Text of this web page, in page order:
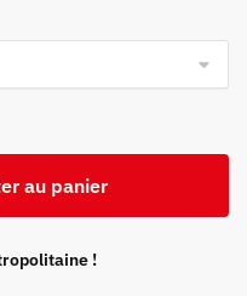
au panier
!